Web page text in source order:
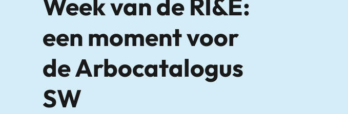
Week van de RI&E:
een moment voor
de Arbocatalogus
SW